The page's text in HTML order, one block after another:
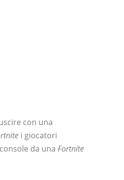
con una
i giocatori
da una Fortnite